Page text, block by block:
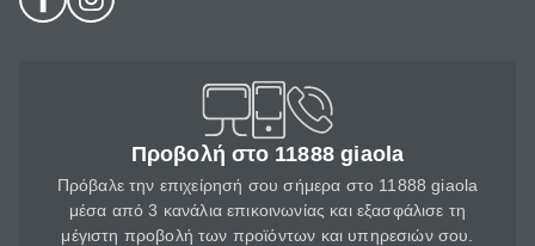
Προβολή στο 11888 giaola
Πρόβαλε την επιχείρησή σου σήμερα στο 11888 giaola
μέσα από 3 κανάλια επικοινωνίας και εξασφάλισε τη
μέγιστη προβολή των προϊόντων και υπηρεσιών σου.